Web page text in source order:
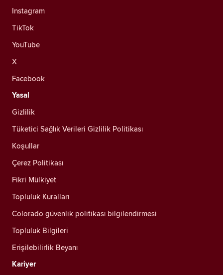
Instagram
TikTok
YouTube
X
Facebook
Yasal
Gizlilik
Tüketici Sağlık Verileri Gizlilik Politikası
Koşullar
Çerez Politikası
Fikri Mülkiyet
Topluluk Kuralları
Colorado güvenlik politikası bilgilendirmesi
Topluluk Bilgileri
Erişilebilirlik Beyanı
Kariyer